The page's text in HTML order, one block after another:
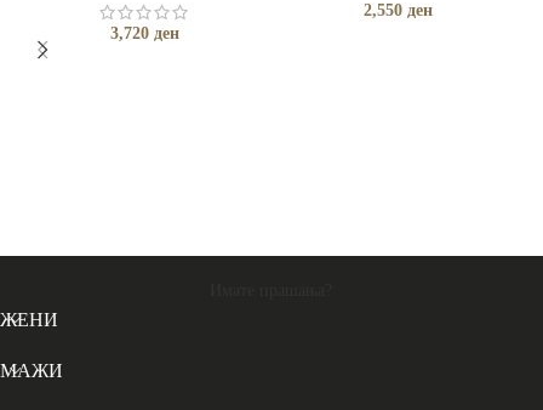
3,720 ден
2,550 ден
ЖЕНИ
МАЖИ